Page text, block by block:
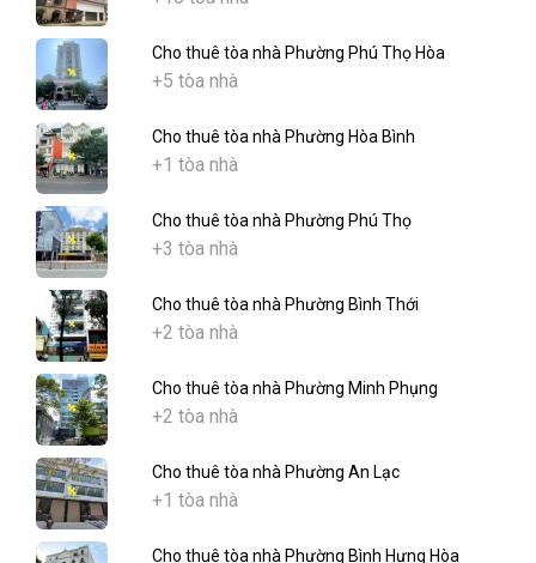
Cho thuê tòa nhà Phường Phú Thọ Hòa
+5 tòa nhà
Cho thuê tòa nhà Phường Hòa Bình
+1 tòa nhà
Cho thuê tòa nhà Phường Phú Thọ
+3 tòa nhà
Cho thuê tòa nhà Phường Bình Thới
+2 tòa nhà
Cho thuê tòa nhà Phường Minh Phụng
+2 tòa nhà
Cho thuê tòa nhà Phường An Lạc
+1 tòa nhà
Cho thuê tòa nhà Phường Bình Hưng Hòa